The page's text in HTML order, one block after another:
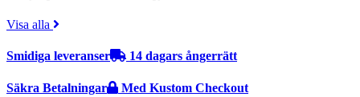
Visa alla
Smidiga leveranser 14 dagars ångerrätt
Säkra Betalningar Med Kustom Checkout